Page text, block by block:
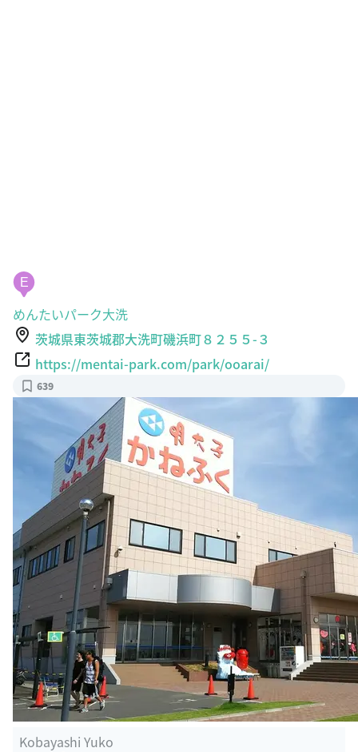
E
めんたいパーク大洗
茨城県東茨城郡大洗町磯浜町８２５５-３
https://mentai-park.com/park/ooarai/
639
Kobayashi Yuko